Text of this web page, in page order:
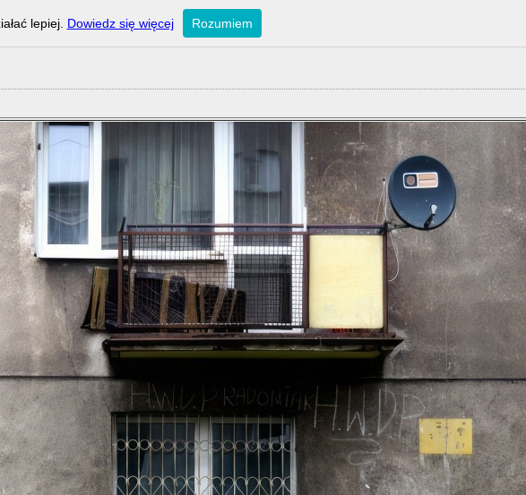
lepiej. Dowiedz się więcej Rozumiem